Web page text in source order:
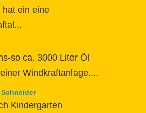
hat ein eine
so ca. 3000 Liter Öl
Windkraftanlage....
Kindergarten